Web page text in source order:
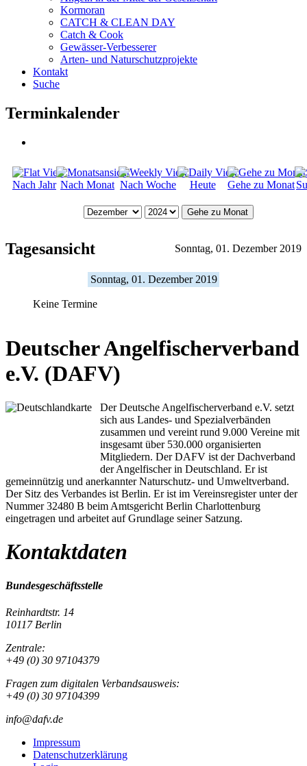
Kormoran
CATCH & CLEAN DAY
Catch & Cook
Gewässer-Verbesserer
Arten- und Naturschutzprojekte
Kontakt
Suche
Terminkalender
Nach Jahr Nach Monat Nach Woche Heute Gehe zu Monat
Gehe zu Monat
Tagesansicht Sonntag, 01. Dezember 2019
Sonntag, 01. Dezember 2019
Keine Termine
Deutscher Angelfischerverband
e.V. (DAFV)
Der Deutsche Angelfischerverband e.V. setzt
sich aus Landes- und Spezialverbänden
zusammen und vereint rund 9.000 Vereine mit
insgesamt über 530.000 organisierten
Mitgliedern. Der DAFV ist der Dachverband
der Angelfischer in Deutschland. Er ist
gemeinnützig und anerkannter Naturschutz- und Umweltverband.
Der Sitz des Verbandes ist Berlin. Er ist im Vereinsregister unter der
Nummer 32480 B beim Amtsgericht Berlin Charlottenburg
eingetragen und arbeitet auf Grundlage seiner Satzung.
Kontaktdaten
Bundesgeschäftsstelle
Reinhardtstr. 14
10117 Berlin
Zentrale:
+49 (0) 30 97104379
Fragen zum digitalen Verbandsausweis:
+49 (0) 30 97104399
info@dafv.de
Impressum
Datenschutzerklärung